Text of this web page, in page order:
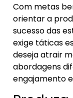
Com metas
orientar a
sucesso das
exige táticas
deseja atrair
abordagens
engajamento